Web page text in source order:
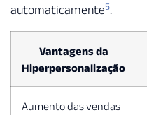
automaticamente5.
Vantagens da
Hiperpersonalização
Aumento das vendas